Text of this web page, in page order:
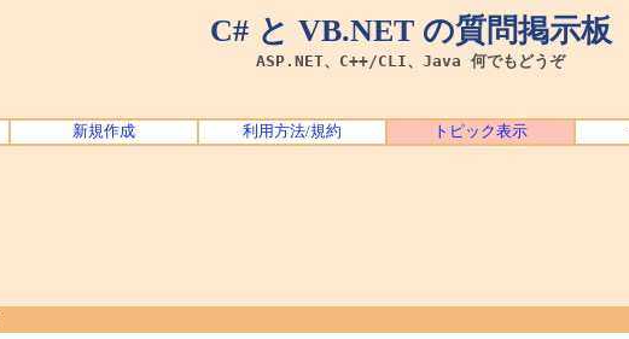
C# と VB.NET の質問掲示板
ASP.NET、C++/CLI、Java 何でもどうぞ
新規作成 利用方法/規約 トピック表示